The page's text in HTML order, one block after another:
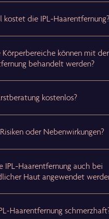
kostet die IPL-Haarentfernung?
können mit
behandelt werden?
kostenlos?
oder Nebenwirkungen?
IPL-Haarentfernung auch bei
Haut angewendet
Haarentfernung